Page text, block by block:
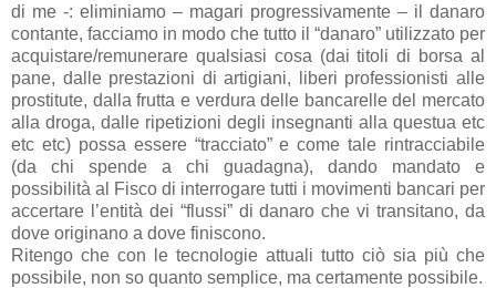
di me -: eliminiamo – magari progressivamente – il danaro
contante, facciamo in modo che tutto il “danaro” utilizzato per
acquistare/remunerare qualsiasi cosa (dai titoli di borsa al
pane, dalle prestazioni di artigiani, liberi professionisti alle
prostitute, dalla frutta e verdura delle bancarelle del mercato
alla droga, dalle ripetizioni degli insegnanti alla questua etc
etc etc) possa essere “tracciato” e come tale rintracciabile
(da chi spende a chi guadagna), dando mandato e
possibilità al Fisco di interrogare tutti i movimenti bancari per
accertare l’entità dei “flussi” di danaro che vi transitano, da
dove originano a dove finiscono.
Ritengo che con le tecnologie attuali tutto ciò sia più che
possibile, non so quanto semplice, ma certamente possibile.